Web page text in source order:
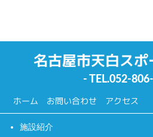
名古屋市天白ス
- TEL.052-
ホーム お問い合わせ アクセス
施設紹介